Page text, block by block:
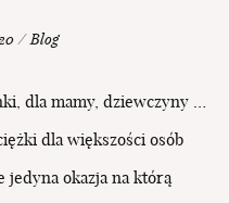
/ Blog
dla mamy, dziewczyny …
dla większości osób
jedyna okazja na którą